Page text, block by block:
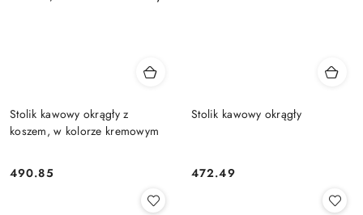
Stolik kawowy okrągły z
koszem, w kolorze kremowym
Cena:
490.85
Stolik kawowy okrągły
Cena:
472.49